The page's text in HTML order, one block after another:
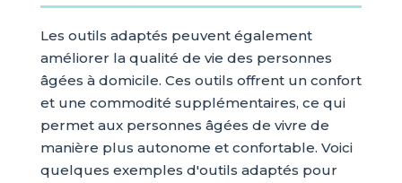
Les outils adaptés peuvent également
améliorer la qualité de vie des personnes
âgées à domicile. Ces outils offrent un confort
et une commodité supplémentaires, ce qui
permet aux personnes âgées de vivre de
manière plus autonome et confortable. Voici
quelques exemples d'outils adaptés pour